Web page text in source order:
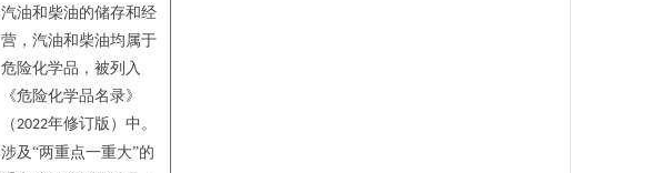
汽油和柴油的储存和经
营，汽油和柴油均属于
危险化学品，被列入
《危险化学品名录》
（2022年修订版 ）中。
涉及“两重点一重大”的